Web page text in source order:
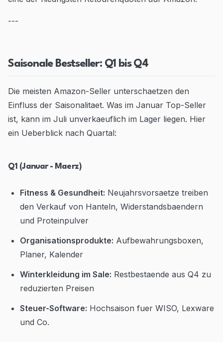
---
Saisonale Bestseller: Q1 bis Q4
Die meisten Amazon-Seller unterschaetzen den
Einfluss der Saisonalitaet. Was im Januar Top-Seller
ist, kann im Juli unverkaeuflich im Lager liegen. Hier
ein Ueberblick nach Quartal:
Q1 (Januar - Maerz)
Fitness & Gesundheit: Neujahrsvorsaetze treiben
den Verkauf von Hanteln, Widerstandsbaendern
und Proteinpulver
Organisationsprodukte: Aufbewahrungsboxen,
Planer, Kalender
Winterkleidung im Sale: Restbestaende aus Q4 zu
reduzierten Preisen
Steuer-Software: Hochsaison fuer WISO, Lexware
und Co.